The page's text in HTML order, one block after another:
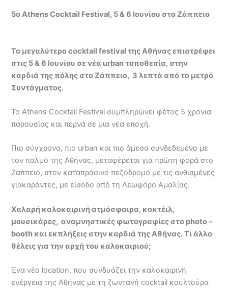
5οAthens Cocktail Festival, 5 & 6 Ιουνίου στοΖάππειο
Το μεγαλύτερο cocktail festival της Αθήνας επιστρέφει
στις 5 & 6 Ιουνίου σε νέα urban τοποθεσία, στην
καρδιά της πόλης στο Ζάππειο, 3 λεπτά από το μετρό
Συντάγματος.
Το Athens Cocktail Festival συμπληρώνει φέτος 5 χρόνια
παρουσίας και περνά σε μια νέα εποχή.
Πιο σύγχρονο, πιο urban και πιο άμεσα συνδεδεμένο με
τον παλμό της Αθήνας, μεταφέρεται για πρώτη φορά στο
Ζάππειο, στον καταπράσινο πεζόδρομο με τις ανθισμένες
γιακαράντες, με είσοδο από τη Λεωφόρο Αμαλίας.
Χαλαρή καλοκαιρινή ατμόσφαιρα, κοκτέιλ,
μουσικάρες, αναμνηστικές φωτογραφίες στο photo–
booth και εκπλήξεις στην καρδιά της Αθήνας. Τι άλλο
θέλεις για την αρχή του καλοκαιριού;
Ένα νέο location, που συνδυάζει την καλοκαιρινή
ενέργεια της Αθήνας με τη ζωντανή cocktail κουλτούρα